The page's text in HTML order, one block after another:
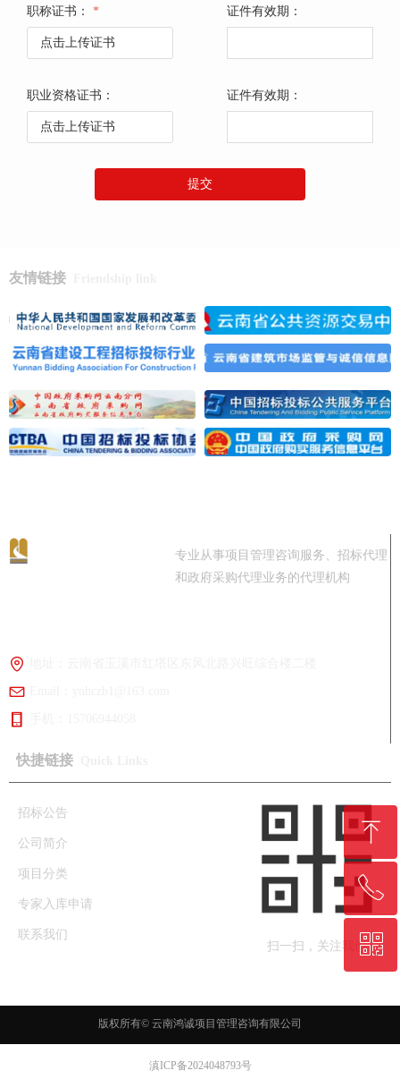
职称证书： *
点击上传证书
职业资格证书：
点击上传证书
证件有效期：
证件有效期：
提交
专业从事项目管理咨询服务、招标代理
和政府采购代理业务的代理机构
快捷链接
招标公告
公司简介
项目分类
专家入库申请
联系我们
扫一扫，关注我们
版权所有© 云南鸿诚项目管理咨询有限公司
友情链接
滇ICP备2024048793号
ꁸ
回到顶部
ꂅ
0877-2668961
ꀥ